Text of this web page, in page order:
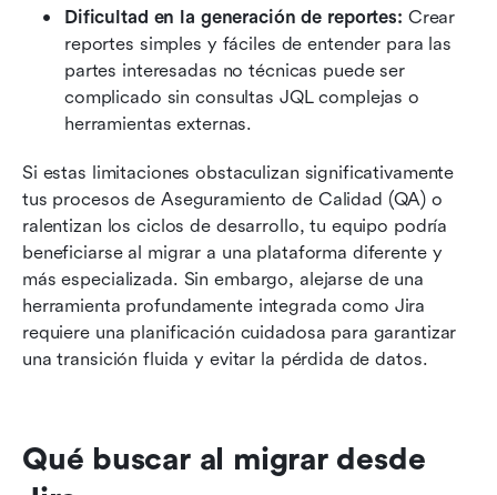
Dificultad en la generación de reportes: Crear
reportes simples y fáciles de entender para las
partes interesadas no técnicas puede ser
complicado sin consultas JQL complejas o
herramientas externas.
Si estas limitaciones obstaculizan significativamente
tus procesos de Aseguramiento de Calidad (QA) o
ralentizan los ciclos de desarrollo, tu equipo podría
beneficiarse al migrar a una plataforma diferente y
más especializada. Sin embargo, alejarse de una
herramienta profundamente integrada como Jira
requiere una planificación cuidadosa para garantizar
una transición fluida y evitar la pérdida de datos.
Qué buscar al migrar desde